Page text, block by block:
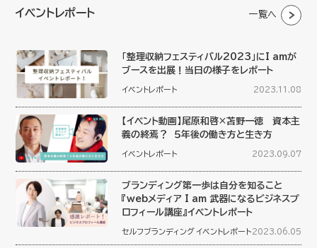
イベントレポート 一覧へ
「整理収納フェスティバル2023」にI amが
ブースを出展！当日の様子をレポート
イベントレポート 2023.11.08
【イベント動画】尾原和啓×苫野一徳 資本主
義の終焉？ ５年後の働き方と生き方
イベントレポート 2023.09.07
ブランディング第一歩は自分を知ること
『webメディア I am 武器になるビジネスプ
ロフィール講座』イベントレポート
セルフブランディング イベントレポート 2023.06.05